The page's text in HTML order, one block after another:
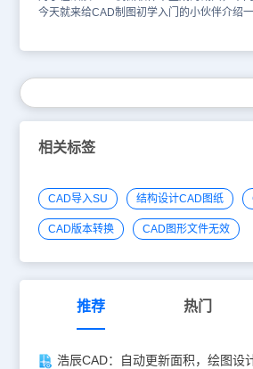
等。
今天就来给CAD制图初学入门的小伙伴介绍
菜单：浩辰机械→辅助工具→截面特性提示：
出>:操作：单击界面内的一点提示：继续选
车结束结果如图示。 通过以上的图文讲解，
的小伙伴对于浩辰CAD机械软件中的截面特
多CAD制图软件可在浩辰CAD下载中心免费下
相关标签
CAD导入SU 结构设计CAD图纸
CAD版本转换 CAD图形文件无效
推荐 热门
浩辰CAD：自动更新面积，绘图设